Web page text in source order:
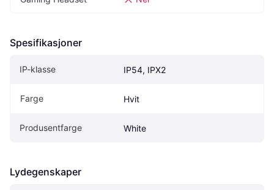
Spesifikasjoner
IP-klasse IP54, IPX2
Farge Hvit
Produsentfarge White
Lydegenskaper